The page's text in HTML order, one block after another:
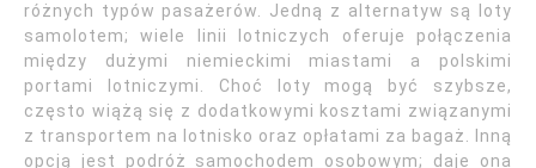
różnych typów pasażerów. Jedną z alternatyw są loty
samolotem; wiele linii lotniczych oferuje połączenia
między dużymi niemieckimi miastami a polskimi
portami lotniczymi. Choć loty mogą być szybsze,
często wiążą się z dodatkowymi kosztami związanymi
z transportem na lotnisko oraz opłatami za bagaż. Inną
opcją jest podróż samochodem osobowym; daje ona